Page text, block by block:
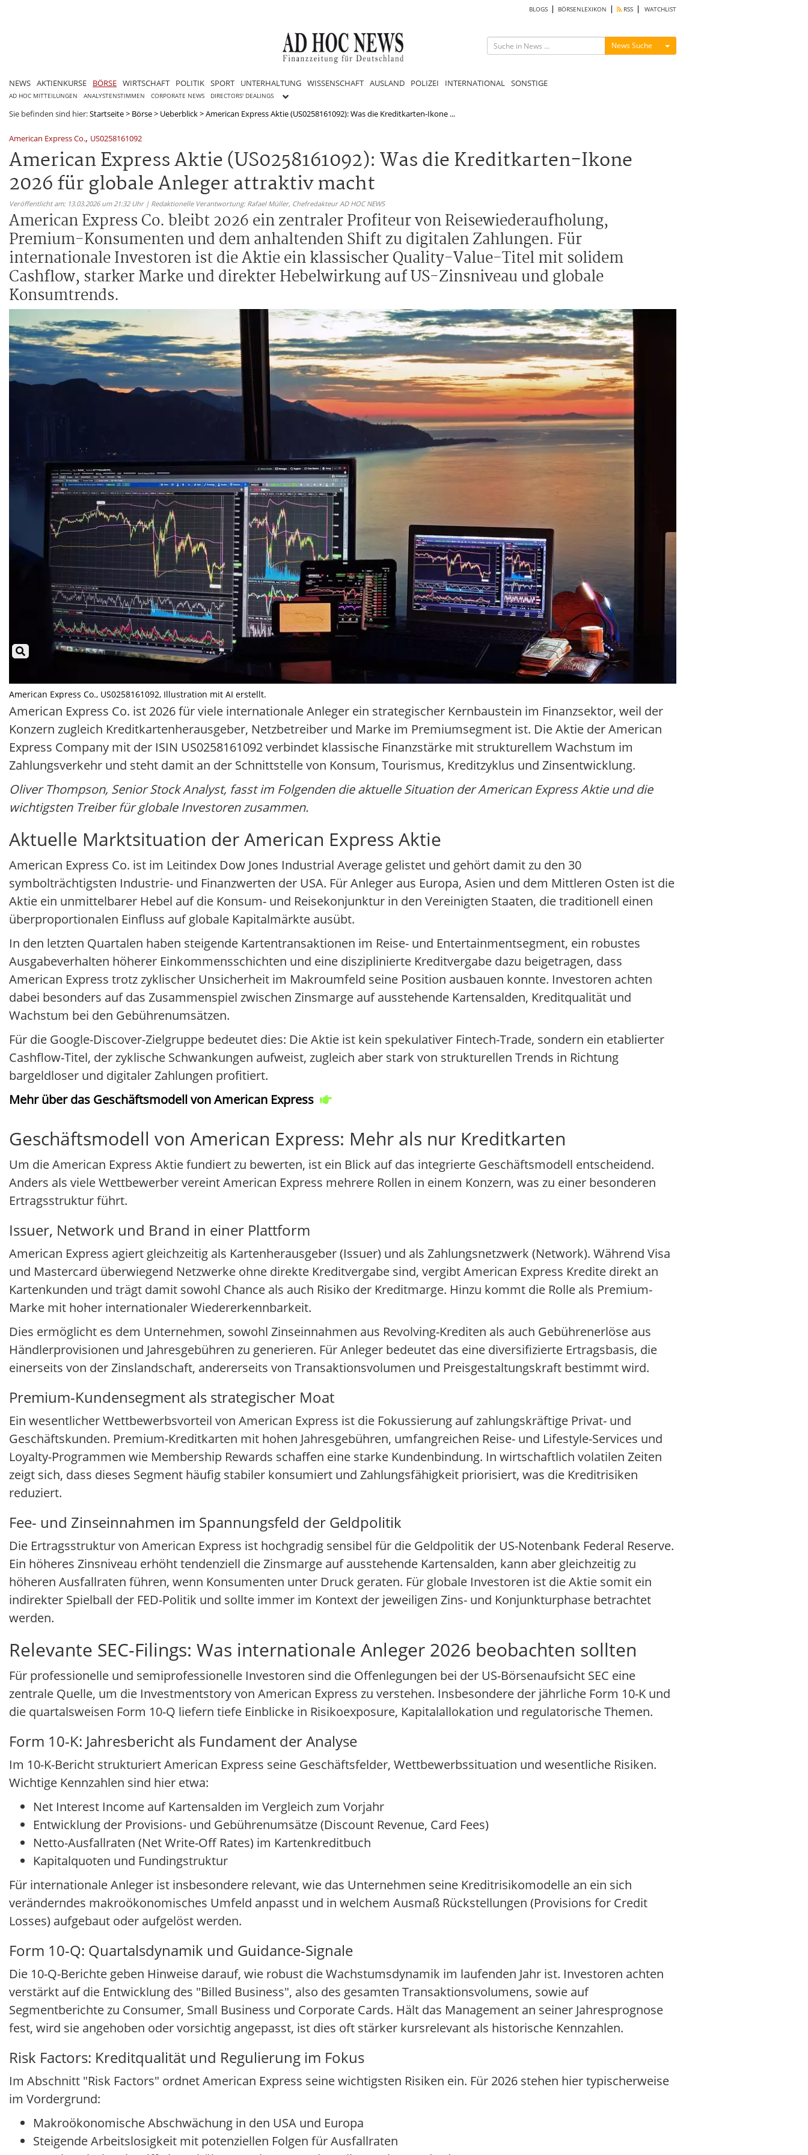
BLOGS BÖRSENLEXIKON RSS WATCHLIST
News Suche Menü ein-/ausblenden
NEWS AKTIENKURSE BÖRSE WIRTSCHAFT POLITIK SPORT UNTERHALTUNG WISSENSCHAFT AUSLAND POLIZEI INTERNATIONAL SONSTIGE
AD HOC MITTEILUNGEN ANALYSTENSTIMMEN CORPORATE NEWS DIRECTORS' DEALINGS
Sie befinden sind hier:Startseite> Börse> Ueberblick>American Express Aktie (US0258161092): Was die Kreditkarten-Ikone ...
American Express Co., US0258161092
American Express Aktie (US0258161092): Was die Kreditkarten-Ikone
2026 für globale Anleger attraktiv macht
Veröffentlicht am: 13.03.2026 um 21:32 Uhr | Redaktionelle Verantwortung: Rafael Müller, Chefredakteur AD HOC NEWS
American Express Co. bleibt 2026 ein zentraler Profiteur von Reisewiederaufholung,
Premium-Konsumenten und dem anhaltenden Shift zu digitalen Zahlungen. Für
internationale Investoren ist die Aktie ein klassischer Quality-Value-Titel mit solidem
Cashflow, starker Marke und direkter Hebelwirkung auf US-Zinsniveau und globale
Konsumtrends.
American Express Co., US0258161092, Illustration mit AI erstellt.
American Express Co. ist 2026 für viele internationale Anleger ein strategischer Kernbaustein im Finanzsektor, weil der
Konzern zugleich Kreditkartenherausgeber, Netzbetreiber und Marke im Premiumsegment ist. Die Aktie der American
Express Company mit der ISIN US0258161092 verbindet klassische Finanzstärke mit strukturellem Wachstum im
Zahlungsverkehr und steht damit an der Schnittstelle von Konsum, Tourismus, Kreditzyklus und Zinsentwicklung.
Oliver Thompson, Senior Stock Analyst, fasst im Folgenden die aktuelle Situation der American Express Aktie und die
wichtigsten Treiber für globale Investoren zusammen.
Aktuelle Marktsituation der American Express Aktie
American Express Co. ist im Leitindex Dow Jones Industrial Average gelistet und gehört damit zu den 30
symbolträchtigsten Industrie- und Finanzwerten der USA. Für Anleger aus Europa, Asien und dem Mittleren Osten ist die
Aktie ein unmittelbarer Hebel auf die Konsum- und Reisekonjunktur in den Vereinigten Staaten, die traditionell einen
überproportionalen Einfluss auf globale Kapitalmärkte ausübt.
In den letzten Quartalen haben steigende Kartentransaktionen im Reise- und Entertainmentsegment, ein robustes
Ausgabeverhalten höherer Einkommensschichten und eine disziplinierte Kreditvergabe dazu beigetragen, dass
American Express trotz zyklischer Unsicherheit im Makroumfeld seine Position ausbauen konnte. Investoren achten
dabei besonders auf das Zusammenspiel zwischen Zinsmarge auf ausstehende Kartensalden, Kreditqualität und
Wachstum bei den Gebührenumsätzen.
Für die Google-Discover-Zielgruppe bedeutet dies: Die Aktie ist kein spekulativer Fintech-Trade, sondern ein etablierter
Cashflow-Titel, der zyklische Schwankungen aufweist, zugleich aber stark von strukturellen Trends in Richtung
bargeldloser und digitaler Zahlungen profitiert.
Mehr über das Geschäftsmodell von American Express
Geschäftsmodell von American Express: Mehr als nur Kreditkarten
Um die American Express Aktie fundiert zu bewerten, ist ein Blick auf das integrierte Geschäftsmodell entscheidend.
Anders als viele Wettbewerber vereint American Express mehrere Rollen in einem Konzern, was zu einer besonderen
Ertragsstruktur führt.
Issuer, Network und Brand in einer Plattform
American Express agiert gleichzeitig als Kartenherausgeber (Issuer) und als Zahlungsnetzwerk (Network). Während Visa
und Mastercard überwiegend Netzwerke ohne direkte Kreditvergabe sind, vergibt American Express Kredite direkt an
Kartenkunden und trägt damit sowohl Chance als auch Risiko der Kreditmarge. Hinzu kommt die Rolle als Premium-
Marke mit hoher internationaler Wiedererkennbarkeit.
Dies ermöglicht es dem Unternehmen, sowohl Zinseinnahmen aus Revolving-Krediten als auch Gebührenerlöse aus
Händlerprovisionen und Jahresgebühren zu generieren. Für Anleger bedeutet das eine diversifizierte Ertragsbasis, die
einerseits von der Zinslandschaft, andererseits von Transaktionsvolumen und Preisgestaltungskraft bestimmt wird.
Premium-Kundensegment als strategischer Moat
Ein wesentlicher Wettbewerbsvorteil von American Express ist die Fokussierung auf zahlungskräftige Privat- und
Geschäftskunden. Premium-Kreditkarten mit hohen Jahresgebühren, umfangreichen Reise- und Lifestyle-Services und
Loyalty-Programmen wie Membership Rewards schaffen eine starke Kundenbindung. In wirtschaftlich volatilen Zeiten
zeigt sich, dass dieses Segment häufig stabiler konsumiert und Zahlungsfähigkeit priorisiert, was die Kreditrisiken
reduziert.
Fee- und Zinseinnahmen im Spannungsfeld der Geldpolitik
Die Ertragsstruktur von American Express ist hochgradig sensibel für die Geldpolitik der US-Notenbank Federal Reserve.
Ein höheres Zinsniveau erhöht tendenziell die Zinsmarge auf ausstehende Kartensalden, kann aber gleichzeitig zu
höheren Ausfallraten führen, wenn Konsumenten unter Druck geraten. Für globale Investoren ist die Aktie somit ein
indirekter Spielball der FED-Politik und sollte immer im Kontext der jeweiligen Zins- und Konjunkturphase betrachtet
werden.
Relevante SEC-Filings: Was internationale Anleger 2026 beobachten sollten
Für professionelle und semiprofessionelle Investoren sind die Offenlegungen bei der US-Börsenaufsicht SEC eine
zentrale Quelle, um die Investmentstory von American Express zu verstehen. Insbesondere der jährliche Form 10-K und
die quartalsweisen Form 10-Q liefern tiefe Einblicke in Risikoexposure, Kapitalallokation und regulatorische Themen.
Form 10-K: Jahresbericht als Fundament der Analyse
Im 10-K-Bericht strukturiert American Express seine Geschäftsfelder, Wettbewerbssituation und wesentliche Risiken.
Wichtige Kennzahlen sind hier etwa:
Net Interest Income auf Kartensalden im Vergleich zum Vorjahr
Entwicklung der Provisions- und Gebührenumsätze (Discount Revenue, Card Fees)
Netto-Ausfallraten (Net Write-Off Rates) im Kartenkreditbuch
Kapitalquoten und Fundingstruktur
Für internationale Anleger ist insbesondere relevant, wie das Unternehmen seine Kreditrisikomodelle an ein sich
veränderndes makroökonomisches Umfeld anpasst und in welchem Ausmaß Rückstellungen (Provisions for Credit
Losses) aufgebaut oder aufgelöst werden.
Form 10-Q: Quartalsdynamik und Guidance-Signale
Die 10-Q-Berichte geben Hinweise darauf, wie robust die Wachstumsdynamik im laufenden Jahr ist. Investoren achten
verstärkt auf die Entwicklung des "Billed Business", also des gesamten Transaktionsvolumens, sowie auf
Segmentberichte zu Consumer, Small Business und Corporate Cards. Hält das Management an seiner Jahresprognose
fest, wird sie angehoben oder vorsichtig angepasst, ist dies oft stärker kursrelevant als historische Kennzahlen.
Risk Factors: Kreditqualität und Regulierung im Fokus
Im Abschnitt "Risk Factors" ordnet American Express seine wichtigsten Risiken ein. Für 2026 stehen hier typischerweise
im Vordergrund:
Makroökonomische Abschwächung in den USA und Europa
Steigende Arbeitslosigkeit mit potenziellen Folgen für Ausfallraten